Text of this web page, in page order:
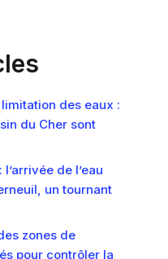
des eaux :
du Cher sont
de l’eau
un tournant
zones de
pour contrôler la